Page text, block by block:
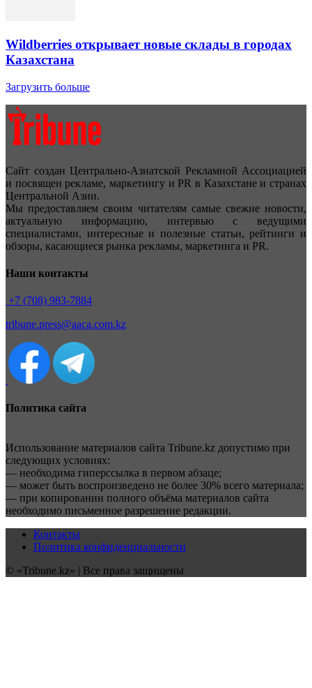
Wildberries открывает новые склады в городах
Казахстана
Загрузить больше
Сайт создан Центрально-Азиатской Рекламной Ассоциацией
и посвящен рекламе, маркетингу и PR в Казахстане и странах
Центральной Азии.
Мы предоставляем своим читателям самые свежие новости,
актуальную информацию, интервью с ведущими
специалистами, интересные и полезные статьи, рейтинги и
обзоры, касающиеся рынка рекламы, маркетинга и PR.
Наши контакты
+7 (708) 983-7884
tribune.press@aaca.com.kz
Политика сайта
Использование материалов сайта Tribune.kz допустимо при
следующих условиях:
— необходима гиперссылка в первом абзаце;
— может быть воспроизведено не более 30% всего материала;
— при копировании полного объёма материалов сайта
необходимо письменное разрешение редакции.
Контакты
Политика конфиденциальности
© «Tribune.kz» | Все права защищены